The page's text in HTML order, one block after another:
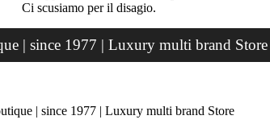
Ci scusiamo per il disagio.
| since 1977 | Luxury multi brand Store
| since 1977 | Luxury multi brand Store